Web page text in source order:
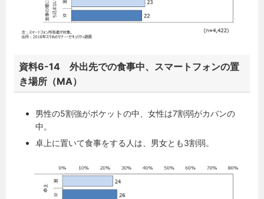
資料6-14 外出先での食事中、スマートフォンの置
き場所（MA）
男性の5割強がポケットの中、女性は7割弱がカバンの
中。
卓上に置いて食事をする人は、男女とも3割弱。